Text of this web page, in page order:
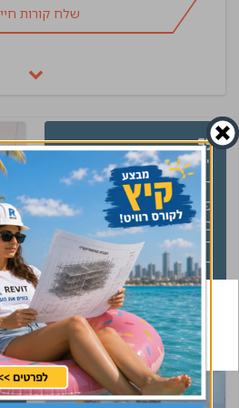
שלח קורות
"ליוותה אותי נטע בכל
התהליך, החל מסביר
פנים יפות
באינטראקציה
הראשונית, קיום שיחת
היכרות והבנת הצורך
שלי בכל הקשור לאופי
ותנאי התפקיד, ליווי
ועדכונים לאורך הדרך,
הכנה לפני הראיונות
שהתקיימו בפועל, מעקב
שוטף אחר סטאטוס